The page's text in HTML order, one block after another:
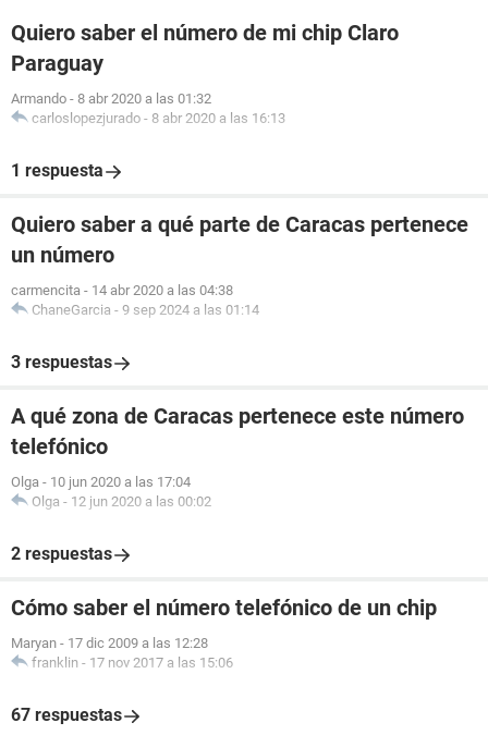
Quiero saber el número de mi chip Claro
Paraguay
Armando - 8 abr 2020 a las 01:32
carloslopezjurado - 8 abr 2020 a las 16:13
1 respuesta
Quiero saber a qué parte de Caracas pertenece
un número
carmencita - 14 abr 2020 a las 04:38
ChaneGarcia - 9 sep 2024 a las 01:14
3 respuestas
A qué zona de Caracas pertenece este número
telefónico
Olga - 10 jun 2020 a las 17:04
Olga - 12 jun 2020 a las 00:02
2 respuestas
Cómo saber el número telefónico de un chip
Maryan - 17 dic 2009 a las 12:28
franklin - 17 nov 2017 a las 15:06
67 respuestas